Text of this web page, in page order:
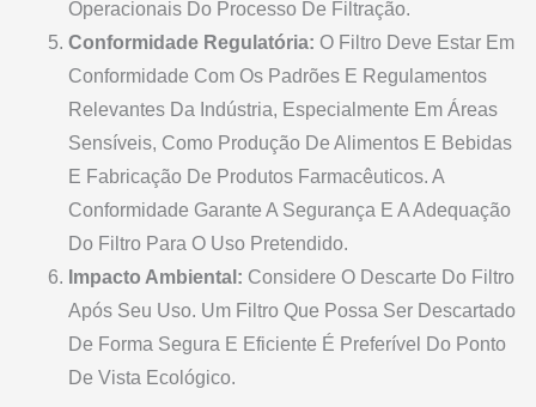
Operacionais Do Processo De Filtração.
Conformidade Regulatória: O Filtro Deve Estar Em
Conformidade Com Os Padrões E Regulamentos
Relevantes Da Indústria, Especialmente Em Áreas
Sensíveis, Como Produção De Alimentos E Bebidas
E Fabricação De Produtos Farmacêuticos. A
Conformidade Garante A Segurança E A Adequação
Do Filtro Para O Uso Pretendido.
Impacto Ambiental: Considere O Descarte Do Filtro
Após Seu Uso. Um Filtro Que Possa Ser Descartado
De Forma Segura E Eficiente É Preferível Do Ponto
De Vista Ecológico.